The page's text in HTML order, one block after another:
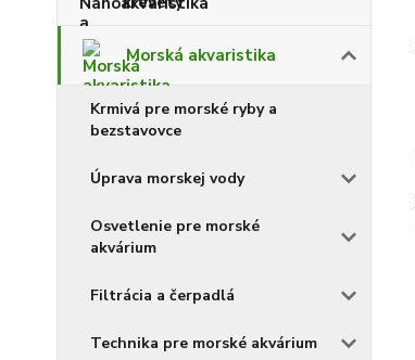
Morská akvaristika
Krmivá pre morské ryby a
bezstavovce
Úprava morskej vody
Osvetlenie pre morské
akvárium
Filtrácia a čerpadlá
Technika pre morské akvárium